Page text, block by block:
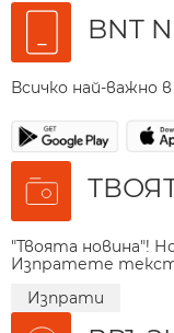
BNT
Всичко най-важно
"Твоята новина"!
Изпратете
Изпрати